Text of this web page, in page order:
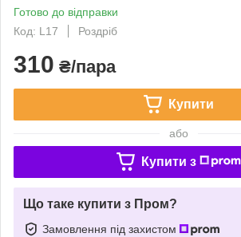
Готово до відправки
Код: L17
Роздріб
310 ₴/пара
Купити
або
Купити з
Що таке купити з Пром?
Замовлення під захистом